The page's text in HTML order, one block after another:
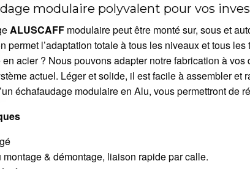
modulaire polyvalent pour vos
ALUSCAFF modulaire peut être monté sur, sous et
permet l’adaptation totale à tous les niveaux et tous
acier ? Nous pouvons adapter notre fabrication à
actuel. Léger et solide, il est facile à assembler
échafaudage modulaire en Alu, vous permettront de
montage & démontage, liaison rapide par calle.